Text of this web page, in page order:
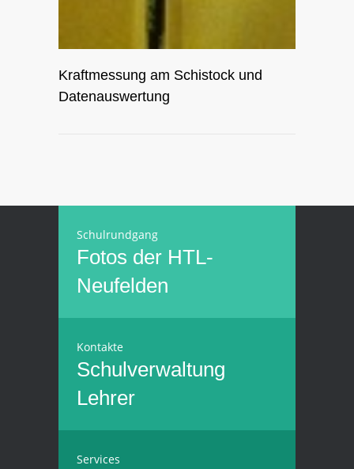
Kraftmessung am Schistock und
Datenauswertung
Schulrundgang
Fotos der HTL-
Neufelden
Kontakte
Schulverwaltung
Lehrer
Services